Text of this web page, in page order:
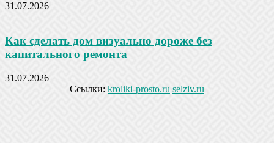
31.07.2026
Как сделать дом визуально дороже без
капитального ремонта
31.07.2026
Ссылки: kroliki-prosto.ru selziv.ru